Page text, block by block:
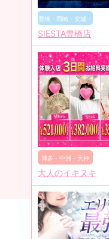
豊橋・岡崎・安城・
豊田
SIESTA豊橋店
博多・中洲・天神
大人のイキヌキ